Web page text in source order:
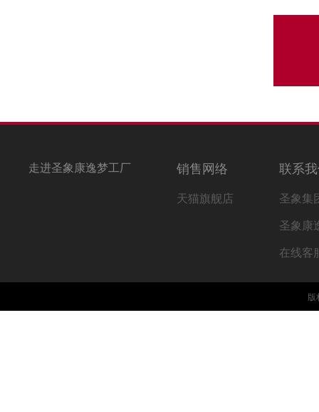
走进圣象康逸梦工厂 销售网络
天猫旗舰店
联系
圣象集
圣象康
在线客
版